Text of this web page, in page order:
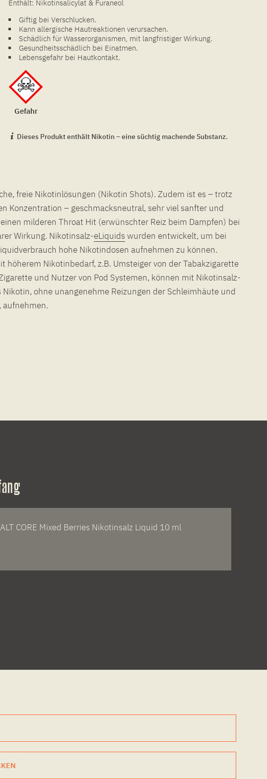
Enthält: Nikotinsalicylat & Furaneol
Giftig bei Verschlucken.
Kann allergische Hautreaktionen verursachen.
Schädlich für Wasserorganismen, mit langfristiger Wirkung.
Gesundheitsschädlich bei Einatmen.
Lebensgefahr bei Hautkontakt.
Gefahr
Dieses Produkt enthält Nikotin – eine süchtig machende Substanz.
freie Nikotinlösungen (Nikotin Shots). Zudem ist es – trotz
Konzentration – geschmacksneutral, sehr viel sanfter und
milderen Throat Hit (erwünschter Reiz beim Dampfen) bei
Wirkung. Nikotinsalz-eLiquids wurden entwickelt, um bei
hohe Nikotindosen aufnehmen zu können.
höherem Nikotinbedarf, z.B. Umsteiger von der Tabakzigarette
und Nutzer von Pod Systemen, können mit Nikotinsalz-
Nikotin, ohne unangenehme Reizungen der Schleimhäute und
aufnehmen.
CORE Mixed Berries Nikotinsalz Liquid 10 ml